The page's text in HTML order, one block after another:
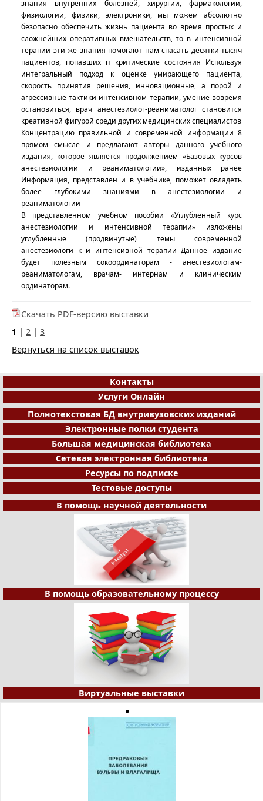
знания внутренних болезней, хирургии, фармакологии,
физиологии, физики, электроники, мы можем абсолютно
безопасно обеспечить жизнь пациента во время простых и
сложнейших оперативных вмешательств, то в интенсивной
терапии эти же знания помогают нам спасать десятки тысяч
пациентов, попавших п критические состояния Используя
интегральный подход к оценке умирающего пациента,
скорость принятия решения, инновационные, а порой и
агрессивные тактики интенсивном терапии, умение вовремя
остановиться, врач анестезиолог-реаниматолог становится
креативной фигурой среди других медицинских специалистов
Концентрацию правильной и современной информации 8
прямом смысле и предлагают авторы данного учебного
издания, которое является продолжением «Базовых курсов
анестезиологии и реаниматологии», изданных ранее
Информация, представлен и в учебнике, поможет овладеть
более глубокими знаниями в анестезиологии и
реаниматологии
В представленном учебном пособии «Углубленный курс
анестезиологии и интенсивной терапии» изложены
углубленные (продвинутые) темы современной
анестезиологи к и интенсивной терапии Данное издание
будет полезным сокоординаторам - анестезиологам-
реаниматологам, врачам- интернам и клиническим
ординаторам.
Скачать PDF-версию выставки
1 | 2 | 3
Вернуться на список выставок
Контакты
Услуги Онлайн
Полнотекстовая БД внутривузовских изданий
Электронные полки студента
Большая медицинская библиотека
Сетевая электронная библиотека
Ресурсы по подписке
Тестовые доступы
В помощь научной деятельности
В помощь образовательному процессу
Виртуальные выставки